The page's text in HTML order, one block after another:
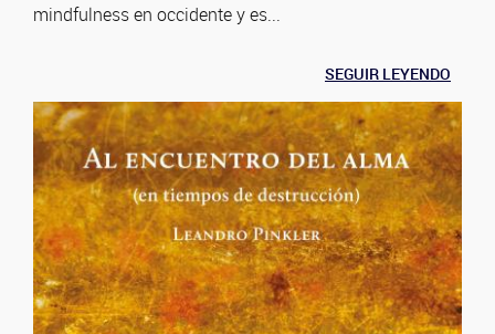
mindfulness en occidente y es...
SEGUIR LEYENDO